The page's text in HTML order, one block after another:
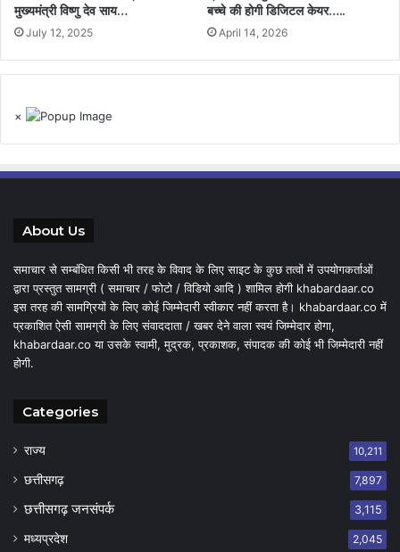
मुख्यमंत्री विष्णु देव साय…
July 12, 2025
बच्चे की होगी डिजिटल केयर…..
April 14, 2026
×
About Us
समाचार से सम्बंधित किसी भी तरह के विवाद के लिए साइट के कुछ तत्वों में उपयोगकर्ताओं
द्वारा प्रस्तुत सामग्री ( समाचार / फोटो / विडियो आदि ) शामिल होगी khabardaar.co
इस तरह की सामग्रियों के लिए कोई जिम्मेदारी स्वीकार नहीं करता है। khabardaar.co में
प्रकाशित ऐसी सामग्री के लिए संवाददाता / खबर देने वाला स्वयं जिम्मेदार होगा,
khabardaar.co या उसके स्वामी, मुद्रक, प्रकाशक, संपादक की कोई भी जिम्मेदारी नहीं
होगी.
Categories
राज्य 10,211
छत्तीसगढ़ 7,897
छत्तीसगढ़ जनसंपर्क 3,115
मध्यप्रदेश 2,045